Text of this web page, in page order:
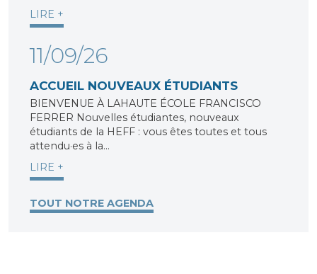
LIRE +
11/09/26
ACCUEIL NOUVEAUX ÉTUDIANTS
BIENVENUE À LAHAUTE ÉCOLE FRANCISCO
FERRER Nouvelles étudiantes, nouveaux
étudiants de la HEFF : vous êtes toutes et tous
attendu·es à la…
LIRE +
TOUT NOTRE AGENDA